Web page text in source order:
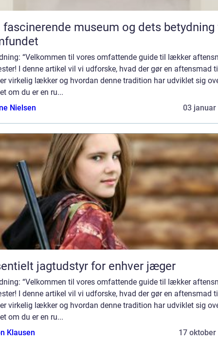
fascinerende museum og dets betydning
“Velkommen til vores omfattende guide til lækker
I denne artikel vil vi udforske, hvad der gør en aftensmad
virkelig lækker og hvordan denne tradition har udviklet sig
om du er en ru...
Nielsen
03 januar
jagtudstyr for enhver jæger
“Velkommen til vores omfattende guide til lækker
I denne artikel vil vi udforske, hvad der gør en aftensmad
virkelig lækker og hvordan denne tradition har udviklet sig
om du er en ru...
Klausen
17 oktober